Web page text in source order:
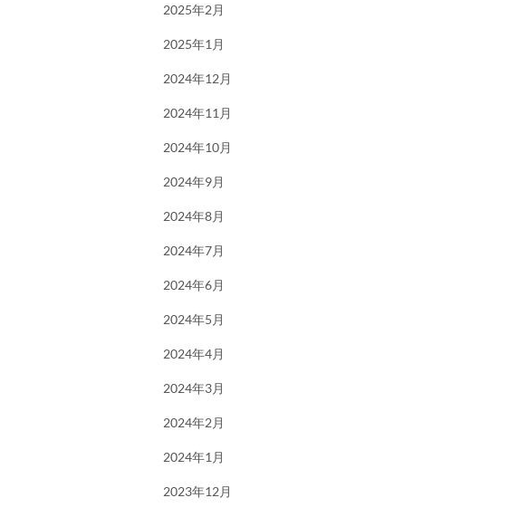
2025年2月
2025年1月
2024年12月
2024年11月
2024年10月
2024年9月
2024年8月
2024年7月
2024年6月
2024年5月
2024年4月
2024年3月
2024年2月
2024年1月
2023年12月